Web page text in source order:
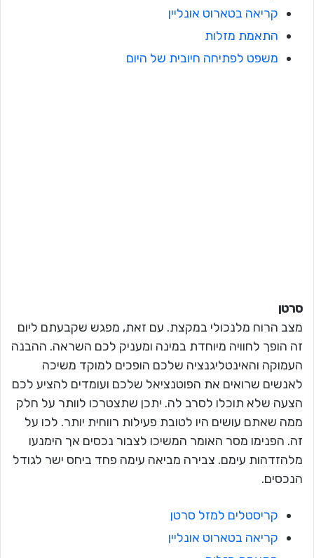
קריאה בטארוט אונליין
התאמת מזלות
משפט לפתיחה חיובית של היום
סרטן
מצב הרוח מלנכולי במקצת. עם זאת, מפגש שקבעתם ליום
זה הופך לחוויה מיוחדת במינה ומעניק לכם השראה. ההבנה
העמוקה והאינטליגנציה שלכם הופכים למוקד משיכה
לאנשים שרואים את הפוטנציאל שלכם ועומדים להציע לכם
הצעה שלא תוכלו לסרב לה. יתכן שתצטרכו לוותר על חלק
ממה שאתם עושים היו לטובת פעילות רווחית יותר. לכו על
זה. הפנימו מסר האומר המשיכו לצבור נכסים אך הימנעו
מלהזדהות עימם. צבירה מביאה עימה פחד ביחס ישר לגודל
הנכסים.
קריסטלים למזל סרטן
קריאה בטארוט אונליין